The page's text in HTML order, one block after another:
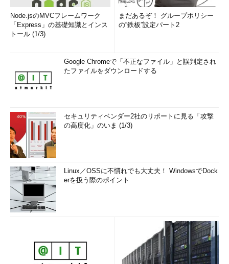
Node.jsのMVCフレームワーク
「Express」の基礎知識とインス
トール (1/3)
まだあるぞ！ グループポリシー
の“鉄板”設定パート2
Google Chromeで「不正なファイル」と誤判定され
たファイルをダウンロードする
セキュリティベンダー2社のリポートに見る「攻撃
の高度化」のいま (1/3)
Linux／OSSに不慣れでも大丈夫！ WindowsでDock
erを扱う際のポイント